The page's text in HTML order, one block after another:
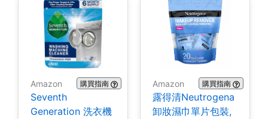
Amazon 購買指南
Seventh
Generation 洗衣機
Amazon 購買指南
露得清Neutrogena
卸妝濕巾單片包裝,